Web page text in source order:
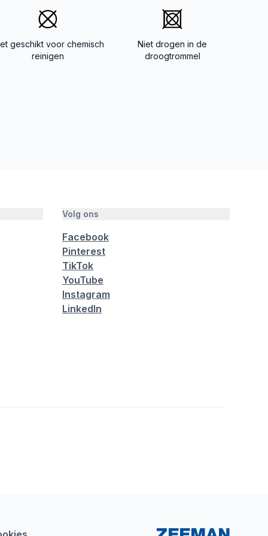
geschikt voor chemisch
reinigen
Niet drogen in de
droogtrommel
Volg ons
Facebook
Pinterest
TikTok
YouTube
Instagram
LinkedIn